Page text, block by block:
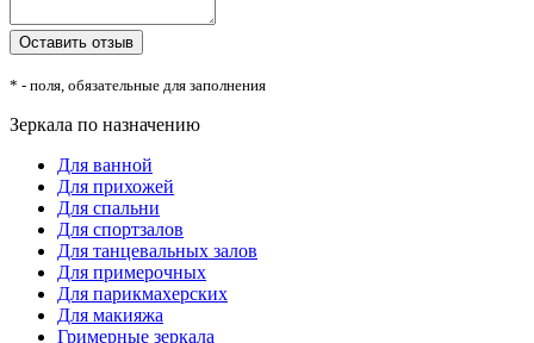
* - поля, обязательные для заполнения
Зеркала по назначению
Для ванной
Для прихожей
Для спальни
Для спортзалов
Для танцевальных залов
Для примерочных
Для парикмахерских
Для макияжа
Гримерные зеркала